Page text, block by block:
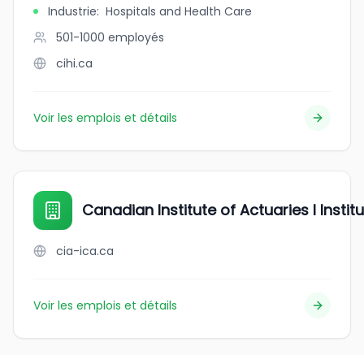
Industrie: Hospitals and Health Care
501-1000 employés
cihi.ca
Voir les emplois et détails
Canadian Institute of Actuaries l
cia-ica.ca
Voir les emplois et détails